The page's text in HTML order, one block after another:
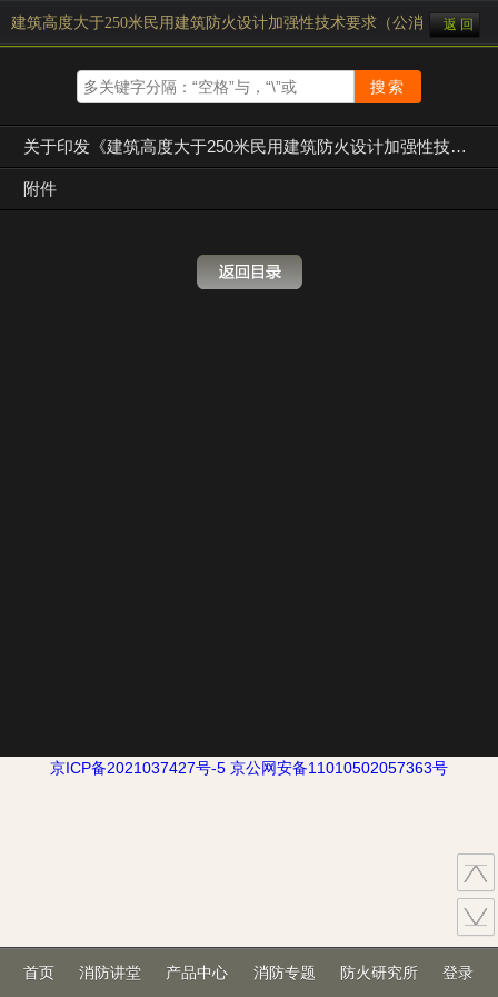
建筑高度大于250米民用建筑防火设计加强性技术要求（公消〔2018〕
返 回
关于印发《建筑高度大于250米民用建筑防火设计加强性技术要求（试行）》的通知（公消〔2018〕57号）
附件
首页 消防讲堂 产品中心 消防专题 防火研究所 登录
京ICP备2021037427号-5 京公网安备11010502057363号